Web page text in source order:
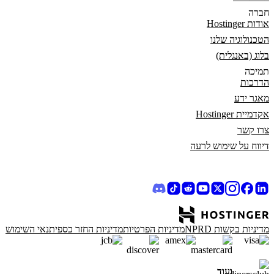
חברה
אודות Hostinger
הטכנולוגיה שלנו
בלוג (באנגלית)
תמיכה
הדרכות
מאגר ידע
אקדמיית Hostinger
צרו קשר
דיווח על שימוש לרעה
מדיניות בקשות NPRD מדיניות הפרטיותמדיניות החזר כספיתנאי השימוש
ועוד